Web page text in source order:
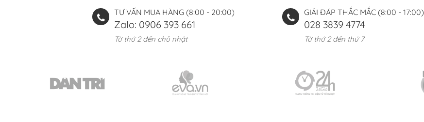
TƯ VẤN MUA HÀNG (8:00 - 20:00)
Zalo: 0906 393 661
Từ thứ 2 đến chủ nhật
GIẢI ĐÁP THẮC MẮC (8:00 - 17:00)
028 3839 4774
Từ thứ 2 đến thứ 7